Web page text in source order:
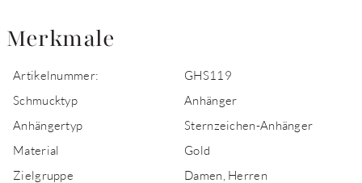
Merkmale
Artikelnummer:
GHS119
Schmucktyp
Anhänger
Anhängertyp
Sternzeichen-Anhänger
Material
Gold
Zielgruppe
Damen, Herren